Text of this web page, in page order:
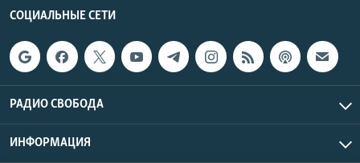
СОЦИАЛЬНЫЕ СЕТИ
РАДИО СВОБОДА
ИНФОРМАЦИЯ